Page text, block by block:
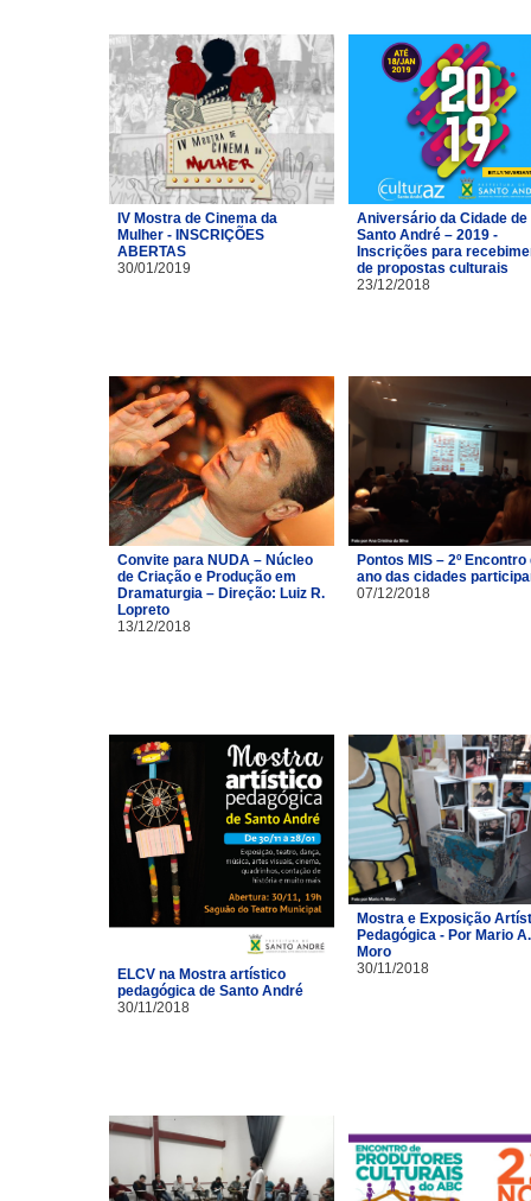
IV Mostra de Cinema da
Mulher - INSCRIÇÕES
ABERTAS
30/01/2019
Aniversário da Cidade de
Santo André – 2019 -
Inscrições para
de propostas culturais
23/12/2018
Convite para NUDA – Núcleo
de Criação e Produção em
Dramaturgia – Direção: Luiz R.
Lopreto
13/12/2018
Pontos MIS – 2º Encontro
ano das cidades
07/12/2018
ELCV na Mostra artístico
pedagógica de Santo André
30/11/2018
Mostra e Exposição
Pedagógica - Por Mario A.
Moro
30/11/2018